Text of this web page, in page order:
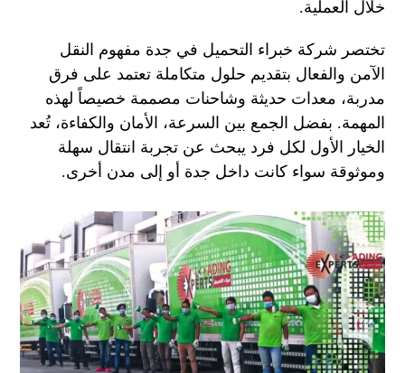
خلال العملية.
تختصر شركة خبراء التحميل في جدة مفهوم النقل
الآمن والفعال بتقديم حلول متكاملة تعتمد على فرق
مدربة، معدات حديثة وشاحنات مصممة خصيصاً لهذه
المهمة. بفضل الجمع بين السرعة، الأمان والكفاءة، تُعد
الخيار الأول لكل فرد يبحث عن تجربة انتقال سهلة
وموثوقة سواء كانت داخل جدة أو إلى مدن أخرى.